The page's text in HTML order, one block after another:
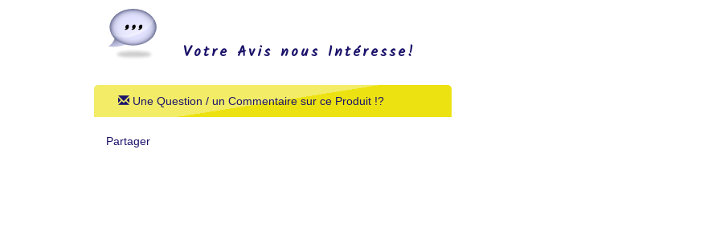
Votre Avis nous Intéresse!
Une Question / un Commentaire sur ce Produit !?
Partager